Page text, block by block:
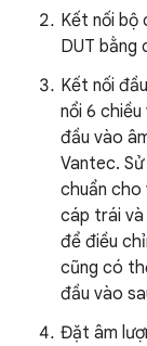
Kết nối bộ
DUT bằng
Kết nối
nổi 6
đầu vào
Vantec.
chuẩn cho
cáp trái và
để điều
cũng có
đầu vào
Đặt âm